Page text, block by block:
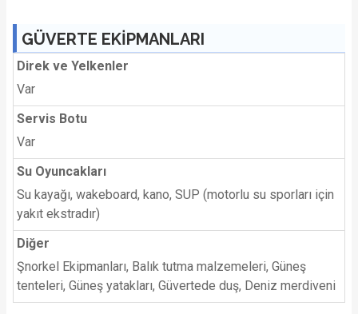
GÜVERTE EKİPMANLARI
Direk ve Yelkenler
Var
Servis Botu
Var
Su Oyuncakları
Su kayağı, wakeboard, kano, SUP (motorlu su sporları için
yakıt ekstradır)
Diğer
Şnorkel Ekipmanları, Balık tutma malzemeleri, Güneş
tenteleri, Güneş yatakları, Güvertede duş, Deniz merdiveni